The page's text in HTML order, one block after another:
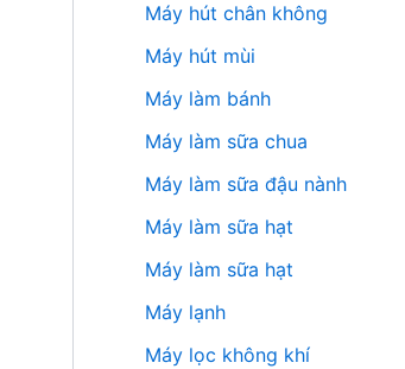
Máy hút chân không
Máy hút mùi
Máy làm bánh
Máy làm sữa chua
Máy làm sữa đậu nành
Máy làm sữa hạt
Máy làm sữa hạt
Máy lạnh
Máy lọc không khí